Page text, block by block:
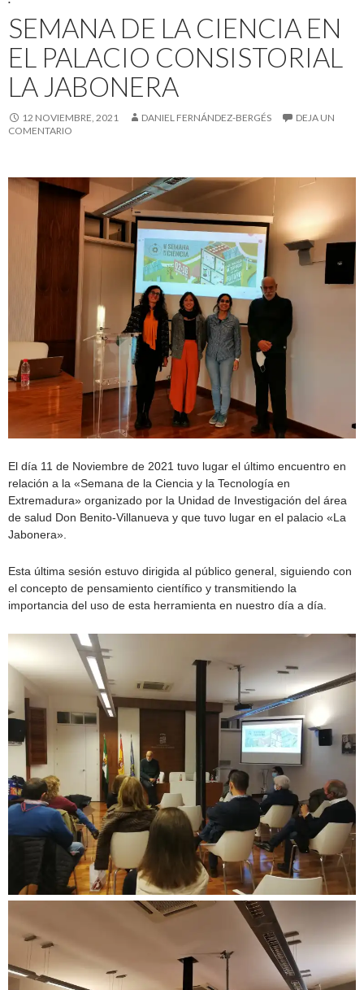
SEMANA DE LA CIENCIA EN
EL PALACIO CONSISTORIAL
LA JABONERA
12 NOVIEMBRE, 2021 DANIEL FERNÁNDEZ-BERGÉS
DEJA UN
COMENTARIO
El día 11 de Noviembre de 2021 tuvo lugar el último encuentro en
relación a la «Semana de la Ciencia y la Tecnología en
Extremadura» organizado por la Unidad de Investigación del área
de salud Don Benito-Villanueva y que tuvo lugar en el palacio «La
Jabonera».
Esta última sesión estuvo dirigida al público general, siguiendo con
el concepto de pensamiento científico y transmitiendo la
importancia del uso de esta herramienta en nuestro día a día.